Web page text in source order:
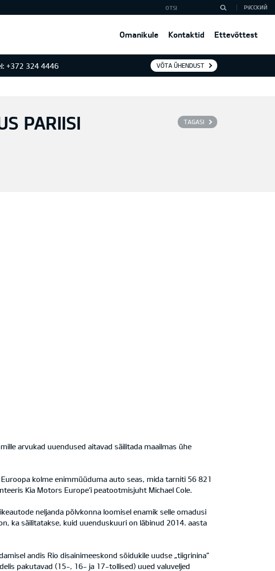
Omanikule Kontaktid Ettevõttest
РУССКИЙ
+372 324 4446 VÕTA ÜHENDUST
TAGASI
PARIISI
arvukad uuendused aitavad säilitada maailmas ühe
kolme enimmüüduma auto seas, mida tarniti 56 821
Kia Motors Europe’i peatootmisjuht Michael Cole.
neljanda põlvkonna loomisel enamik selle omadusi
ka säilitatakse, kuid uuenduskuuri on läbinud 2014. aasta
andis Rio disainimeeskond sõidukile uudse „tiigrinina”
pakutavad (15-, 16- ja 17-tollised) uued valuveljed